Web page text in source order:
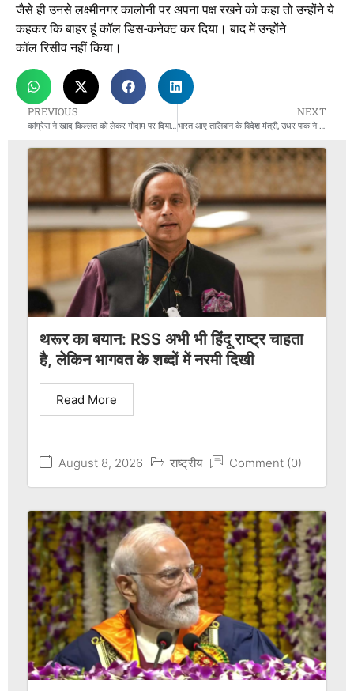
जैसे ही उनसे लक्ष्मीनगर कालोनी पर अपना पक्ष रखने को कहा तो उन्होंने ये
कहकर कि बाहर हूं कॉल डिस-कनेक्ट कर दिया। बाद में उन्होंने
कॉल रिसीव नहीं किया।
PREVIOUS
कांग्रेस ने खाद किल्लत को लेकर गोदाम पर दिया धरना
NEXT
भारत आए तालिबान के विदेश मंत्री, उधर पाक ने काबुल में किया हमला
थरूर का बयान: RSS अभी भी हिंदू राष्ट्र चाहता
है, लेकिन भागवत के शब्दों में नरमी दिखी
August 8, 2026 राष्ट्रीय Comment (0)
Read More